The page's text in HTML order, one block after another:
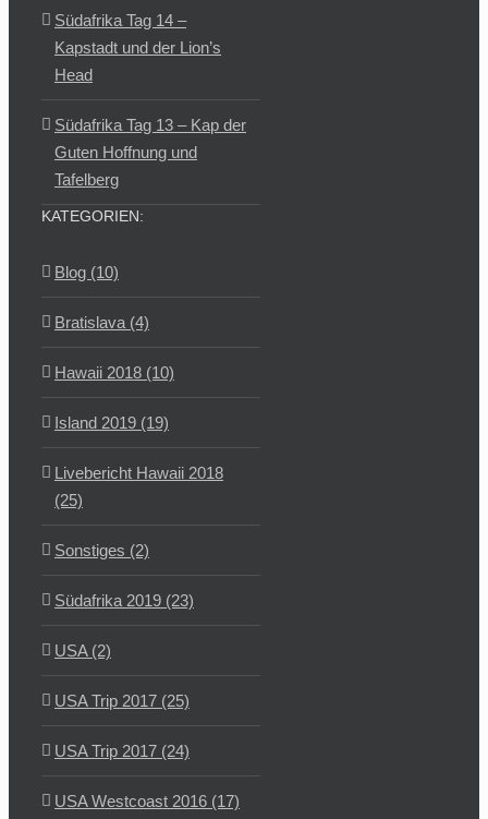
Südafrika Tag 14 –
Kapstadt und der Lion’s
Head
Südafrika Tag 13 – Kap der
Guten Hoffnung und
Tafelberg
KATEGORIEN:
Blog (10)
Bratislava (4)
Hawaii 2018 (10)
Island 2019 (19)
Livebericht Hawaii 2018
(25)
Sonstiges (2)
Südafrika 2019 (23)
USA (2)
USA Trip 2017 (25)
USA Trip 2017 (24)
USA Westcoast 2016 (17)